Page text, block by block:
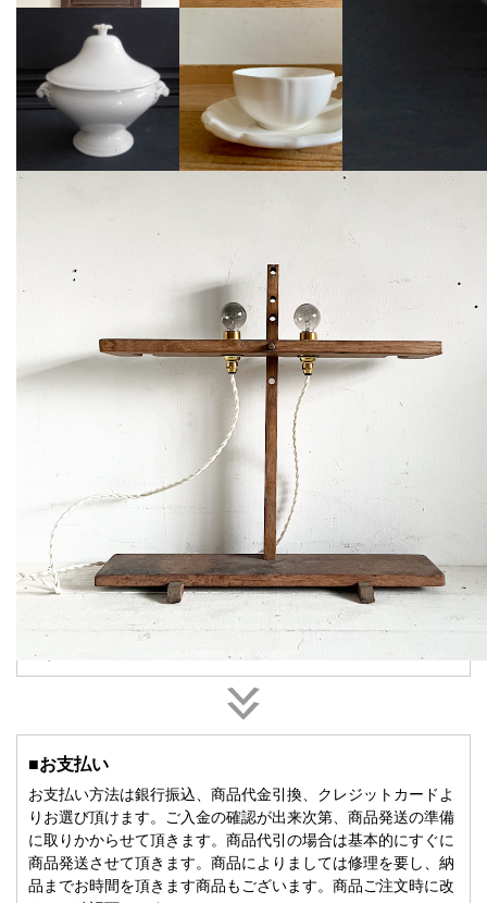
Facebookではおすすめの商品画像やお店の情報を公開しています。
商品一覧にないような写真も公開しています。
魅力あるアンティークをあなたのタイムラインにも表示しません
STEPS TO BUY 購入までの流れ
■ご注文
ご希望の商品の商品ページにある「買い物カゴに入れる」ボタ
ンを押して商品をショッピングカートに入れて頂きます。ま
た、お電話、メール、ファックスでのご注文も受け付けており
ます。
■お支払い
お支払い方法は銀行振込、商品代金引換、クレジットカードよ
りお選び頂けます。ご入金の確認が出来次第、商品発送の準備
に取りかからせて頂きます。商品代引の場合は基本的にすぐに
商品発送させて頂きます。商品によりましては修理を要し、納
品までお時間を頂きます商品もございます。商品ご注文時に改